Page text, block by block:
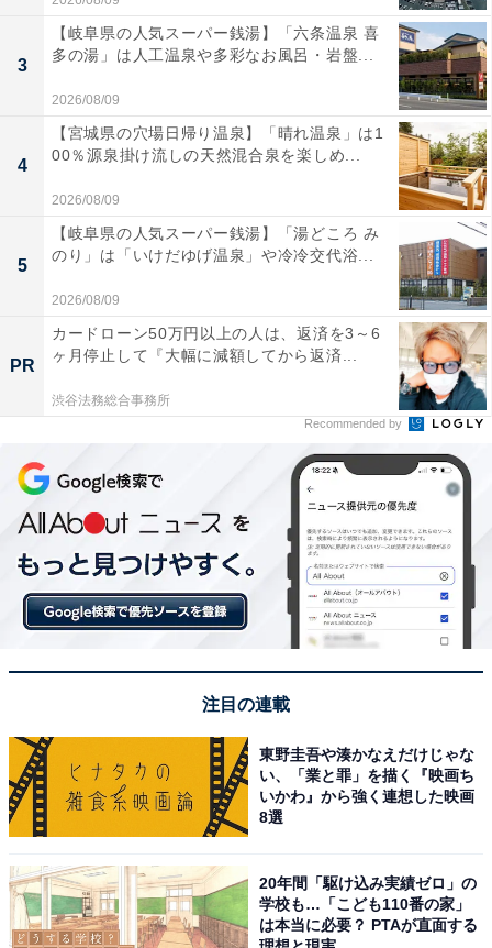
3
【岐阜県の人気スーパー銭湯】「六条温泉 喜
多の湯」は人工温泉や多彩なお風呂・岩盤...
2026/08/09
4
【宮城県の穴場日帰り温泉】「晴れ温泉」は1
00％源泉掛け流しの天然混合泉を楽しめ...
2026/08/09
5
【岐阜県の人気スーパー銭湯】「湯どころ み
のり」は「いけだゆげ温泉」や冷冷交代浴...
2026/08/09
PR
カードローン50万円以上の人は、返済を3～6
ヶ月停止して『大幅に減額してから返済...
渋谷法務総合事務所
Recommended by
注目の連載
東野圭吾や湊かなえだけじゃな
い、「業と罪」を描く『映画ち
いかわ』から強く連想した映画
8選
20年間「駆け込み実績ゼロ」の
学校も…「こども110番の家」
は本当に必要？ PTAが直面する